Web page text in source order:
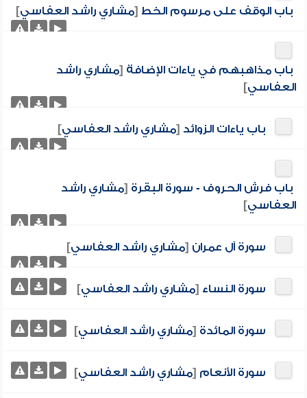
باب الوقف على مرسوم الخط [مشاري راشد العفاسي]
باب مذاهبهم في ياءات الإضافة [مشاري راشد
العفاسي]
باب ياءات الزوائد [مشاري راشد العفاسي]
باب فرش الحروف - سورة البقرة [مشاري راشد
العفاسي]
سورة آل عمران [مشاري راشد العفاسي]
سورة النساء [مشاري راشد العفاسي]
سورة المائدة [مشاري راشد العفاسي]
سورة الأنعام [مشاري راشد العفاسي]